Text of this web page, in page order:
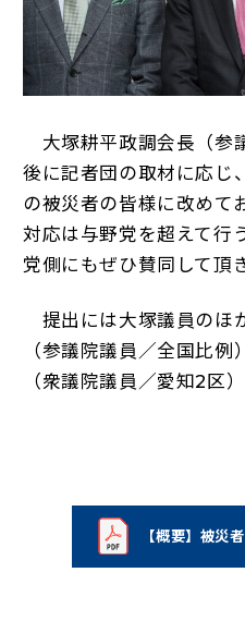
大塚耕平政調会長（参
後に記者団の取材に応じ
の被災者の皆様に改めて
対応は与野党を超えて行
党側にもぜひ賛同して頂
提出には大塚議員のほ
（参議院議員／全国比
（衆議院議員／愛知2区
【概要】被災